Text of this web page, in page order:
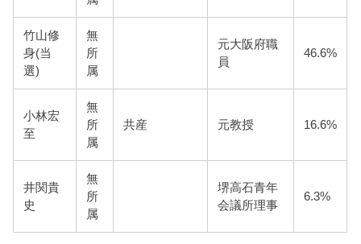
竹山修
身(当
選)
無
所
属
元大阪府職
員
46.6%
小林宏
至
無
所
属
共産 元教授 16.6%
井関貴
史
無
所
属
堺高石青年
会議所理事
6.3%